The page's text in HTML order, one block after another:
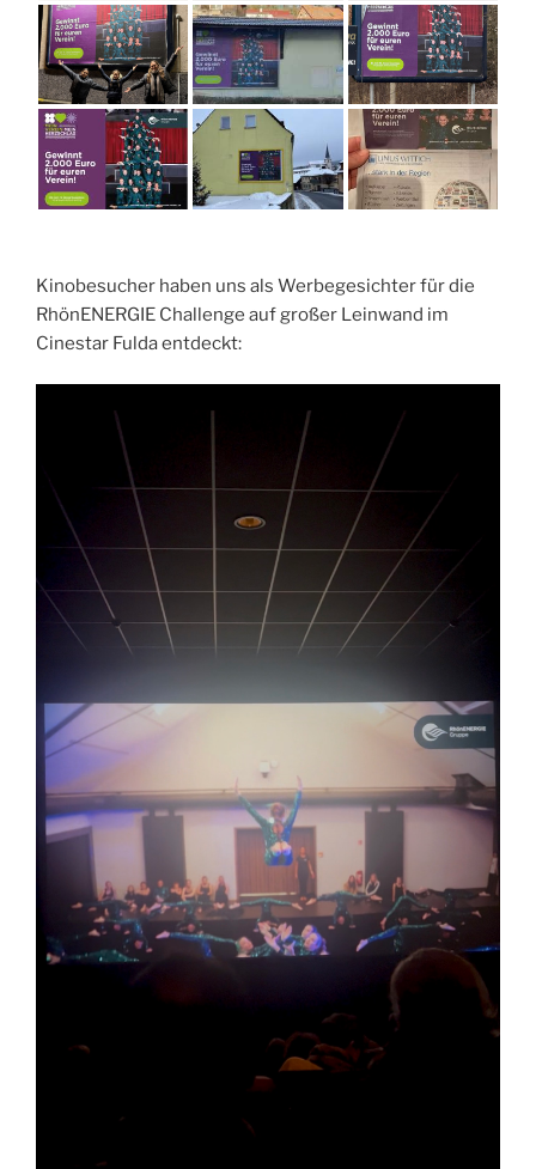
Kinobesucher haben uns als Werbegesichter für die
RhönENERGIE Challenge auf großer Leinwand im
Cinestar Fulda entdeckt: